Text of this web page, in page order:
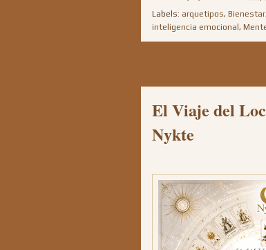
Labels: arquetipos, Bienestar
inteligencia emocional,
El Viaje del
Nykte